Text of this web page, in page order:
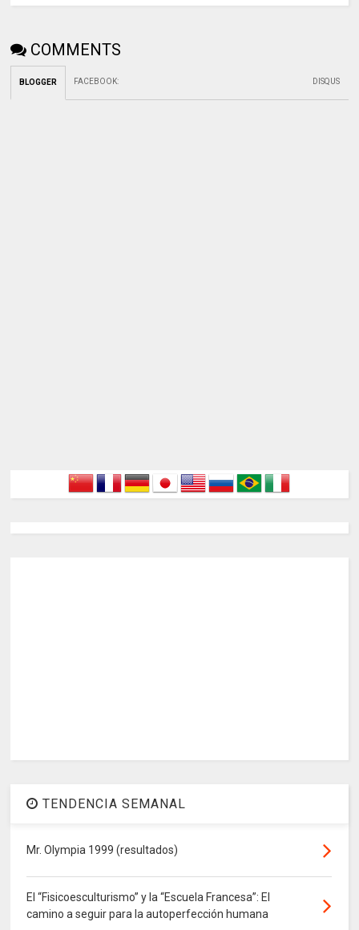
COMMENTS
BLOGGER FACEBOOK: DISQUS
TENDENCIA SEMANAL
Mr. Olympia 1999 (resultados)
El “Fisicoesculturismo” y la “Escuela Francesa”: El
camino a seguir para la autoperfección humana